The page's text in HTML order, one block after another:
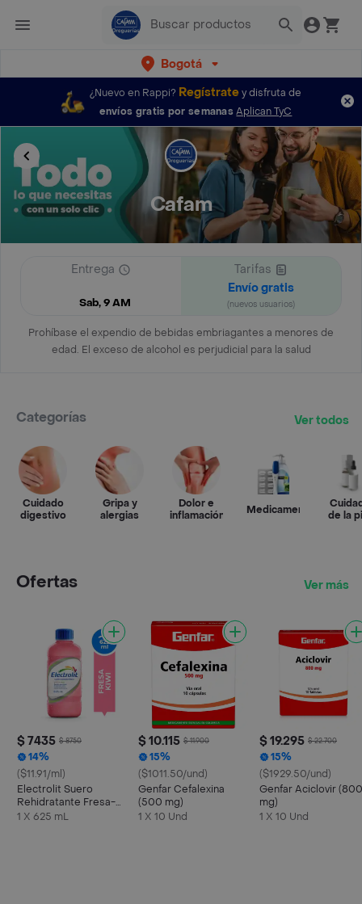
Bogotá
¿Nuevo en Rappi? Regístratey disfruta de
envíos gratis por semanas Aplican TyC
Cafam
Entrega
Sab, 9 AM
Tarifas
Envío gratis
(nuevos usuarios)
Prohíbase el expendio de bebidas embriagantes a menores de
edad. El exceso de alcohol es perjudicial para la salud
Categorías Ver todos
Cuidado
digestivo
Gripa y
alergias
Dolor e
inflamación
Medicamentos
de la
Ofertas Ver más
$ 7435 $ 8750
14%
($11.91/ml)
Electrolit Suero
Rehidratante Fresa-
Kiwi
1 X 625 mL
$ 10.115 $ 11.900
15%
($1011.50/und)
Genfar Cefalexina
(500 mg)
1 X 10 Und
$ 19.295 $ 22.700
15%
($1929.50/und)
Genfar Aciclovir (800
mg)
1 X 10 Und